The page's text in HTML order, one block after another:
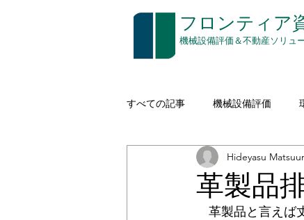
フロンティア
機械設備評価＆不動産ソリュ
すべての記事 機械設備評価
建設機械（イエローアイロン）
印刷 通信
革製品
Hideyasu
革製品と言えば